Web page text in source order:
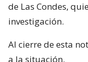
de Las Condes,
investigación.
Al cierre de esta
a la situación.